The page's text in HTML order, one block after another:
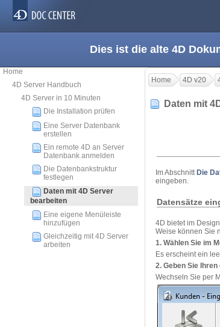
Dies ist die alte 4D
Home
4D Server Handbuch
4D Server in 10 Minuten
Die Installation prüfen
Eine Server Datenbank
erstellen
Ein remote 4D an Server
Datenbank anmelden
Die Datenbankstruktur
festlegen
Daten mit 4D Server
bearbeiten
Eine eigene Menüleiste
hinzufügen
Gleichzeitig mit 4D Server
arbeiten
Home 4D v20
Daten mit
Im Abschnitt Die
eingeben.
Datensätze
4D bietet im
Weise können Sie
1. Wählen Sie im
Es erscheint ein
2. Geben Sie
Wechseln Sie per